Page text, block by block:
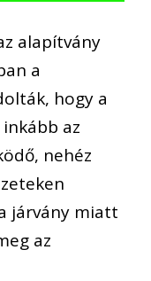
alapítvány
a
hogy a
az
nehéz
járvány miatt
az